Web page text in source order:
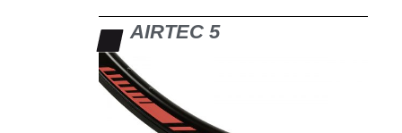
AIRTEC 5